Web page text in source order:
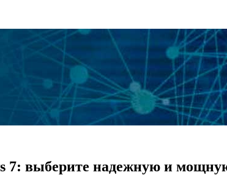
7: выберите надежную и